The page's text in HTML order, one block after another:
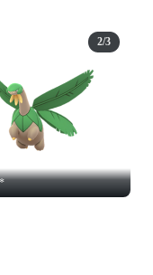
2/3